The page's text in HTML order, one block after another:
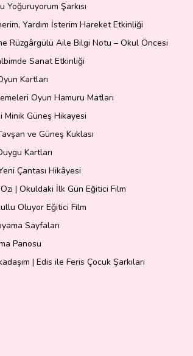
Yoğuruyorum Şarkısı
Yardım İsterim Hareket Etkinliği
Rüzgârgülü Aile Bilgi Notu – Okul Öncesi
Sanat Etkinliği
Kartları
Oyun Hamuru Matları
Minik Güneş Hikayesi
ve Güneş Kuklası
Kartları
Çantası Hikâyesi
| Okuldaki İlk Gün Eğitici Film
Oluyor Eğitici Film
Sayfaları
Panosu
| Edis ile Feris Çocuk Şarkıları